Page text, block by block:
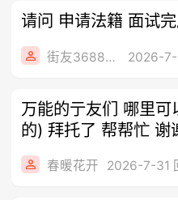
请问 申请法籍 面试
街友36889264 2026-7-
万能的亍友们 哪里
的) 拜托了 帮帮忙 谢
春暖花开 2026-7-31